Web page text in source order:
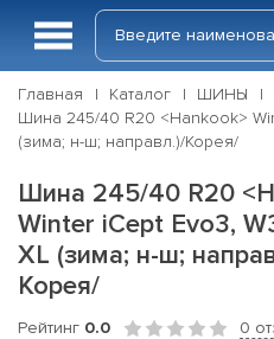
Главная Каталог ШИНЫ
Шина 245/40 R20 <Hankook>
(зима; н-ш; направл.)/Корея/
Шина 245/40 R20
Winter iCept Evo3,
XL (зима; н-ш;
Корея/
Рейтинг 0.0 0